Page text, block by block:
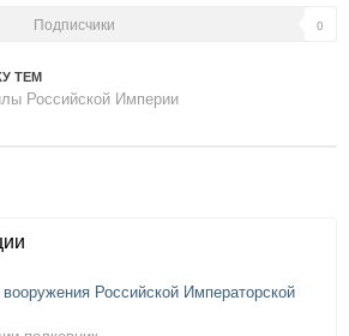
Подписчики 0
ТЕМ
Российской Империи
Российской Императорской